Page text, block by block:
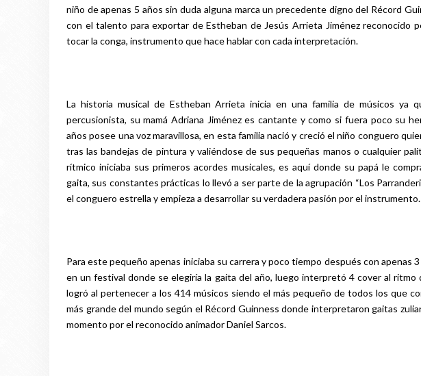
niño de apenas 5 años sin duda alguna marca un precedente digno del Récord
con el talento para exportar de Estheban de Jesús Arrieta Jiménez reconocido
tocar la conga, instrumento que hace hablar con cada interpretación.
La historia musical de Estheban Arrieta inicia en una familia de músicos ya
percusionista, su mamá Adriana Jiménez es cantante y como si fuera poco su
años posee una voz maravillosa, en esta familia nació y creció el niño conguero
tras las bandejas de pintura y valiéndose de sus pequeñas manos o cualquier
rítmico iniciaba sus primeros acordes musicales, es aquí donde su papá le
gaita, sus constantes prácticas lo llevó a ser parte de la agrupación “Los
el conguero estrella y empieza a desarrollar su verdadera pasión por el instrumento.
Para este pequeño apenas iniciaba su carrera y poco tiempo después con apenas
en un festival donde se elegiría la gaita del año, luego interpretó 4 cover al ritmo
logró al pertenecer a los 414 músicos siendo el más pequeño de todos los que
más grande del mundo según el Récord Guinness donde interpretaron gaitas
momento por el reconocido animador Daniel Sarcos.